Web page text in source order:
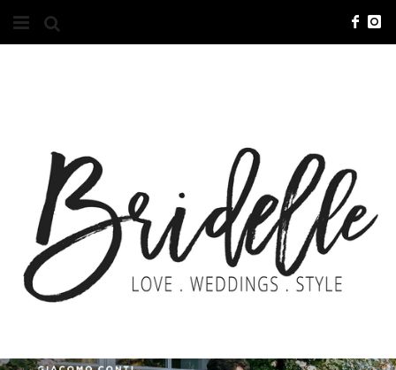
O NAS
KONTAKT
REKLAMA
ADVERTISING